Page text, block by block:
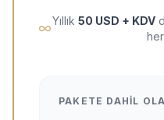
Yıllık 50 USD + KDV
PAKETE DAHIL